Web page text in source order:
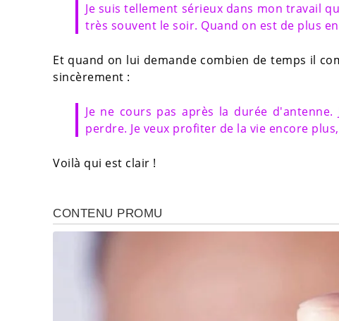
Je suis tellement sérieux dans mon travail
très souvent le soir. Quand on est de plus
Et quand on lui demande combien de temps il
sincèrement :
Je ne cours pas après la durée
perdre. Je veux profiter de la vie encore
Voilà qui est clair !